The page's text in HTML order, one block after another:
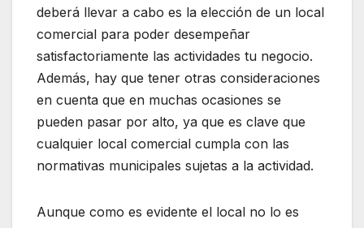
deberá llevar a cabo es la elección de un local
comercial para poder desempeñar
satisfactoriamente las actividades tu negocio.
Además, hay que tener otras consideraciones
en cuenta que en muchas ocasiones se
pueden pasar por alto, ya que es clave que
cualquier local comercial cumpla con las
normativas municipales sujetas a la actividad.
Aunque como es evidente el local no lo es